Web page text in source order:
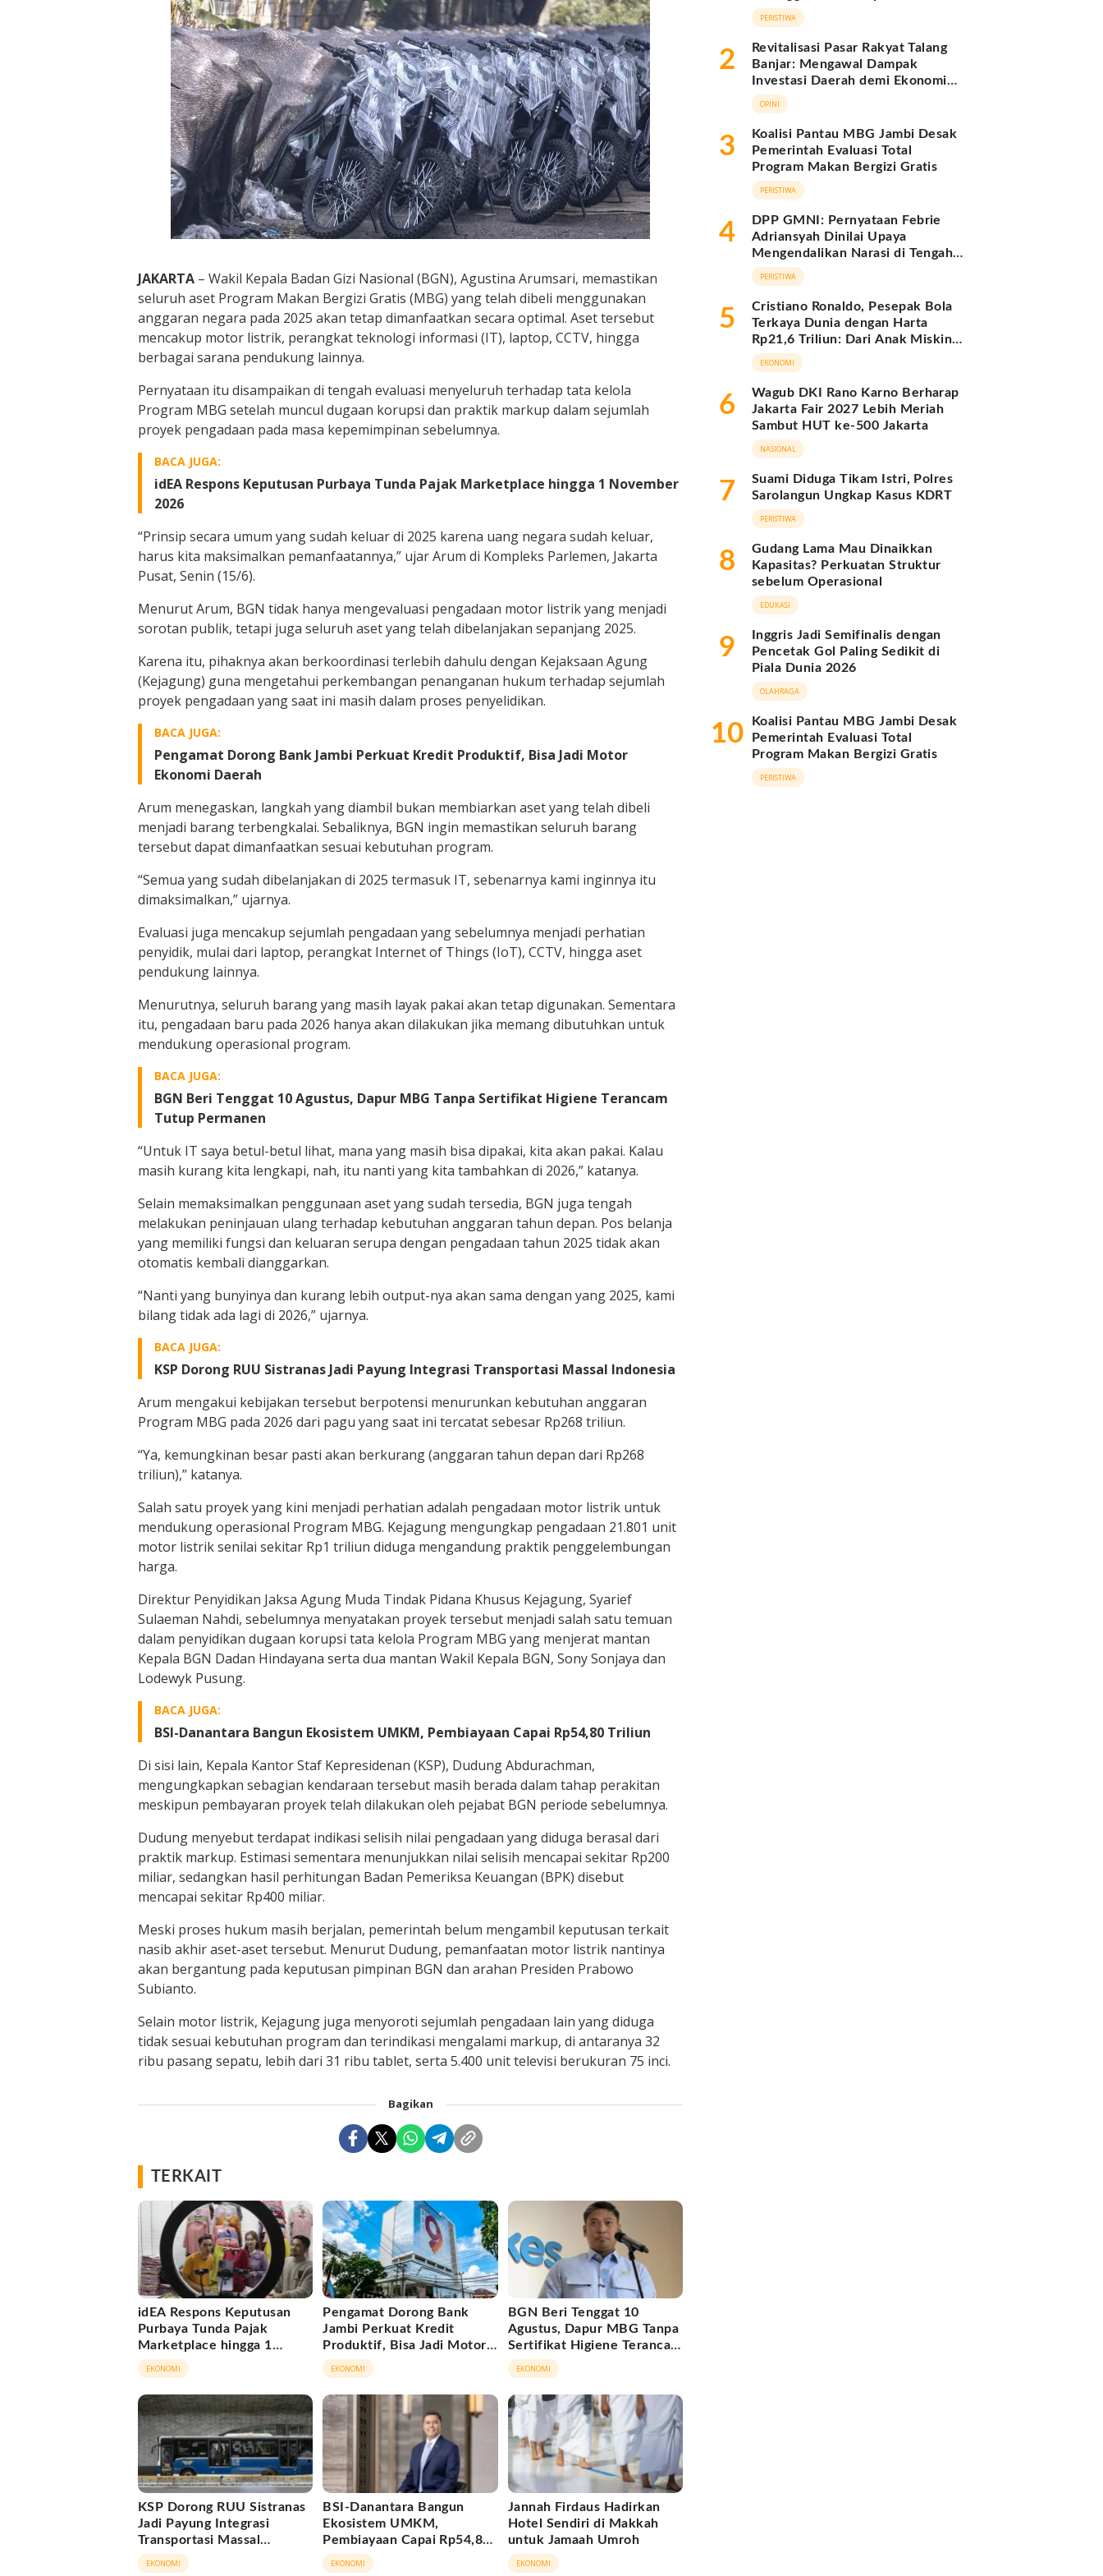
JAKARTA – Wakil Kepala Badan Gizi Nasional (BGN), Agustina Arumsari, memastikan
seluruh aset Program Makan Bergizi Gratis (MBG) yang telah dibeli menggunakan
anggaran negara pada 2025 akan tetap dimanfaatkan secara optimal. Aset tersebut
mencakup motor listrik, perangkat teknologi informasi (IT), laptop, CCTV, hingga
berbagai sarana pendukung lainnya.
Pernyataan itu disampaikan di tengah evaluasi menyeluruh terhadap tata kelola
Program MBG setelah muncul dugaan korupsi dan praktik markup dalam sejumlah
proyek pengadaan pada masa kepemimpinan sebelumnya.
BACA JUGA:
idEA Respons Keputusan Purbaya Tunda Pajak Marketplace hingga 1 November
2026
“Prinsip secara umum yang sudah keluar di 2025 karena uang negara sudah keluar,
harus kita maksimalkan pemanfaatannya,” ujar Arum di Kompleks Parlemen, Jakarta
Pusat, Senin (15/6).
Menurut Arum, BGN tidak hanya mengevaluasi pengadaan motor listrik yang menjadi
sorotan publik, tetapi juga seluruh aset yang telah dibelanjakan sepanjang 2025.
Karena itu, pihaknya akan berkoordinasi terlebih dahulu dengan Kejaksaan Agung
(Kejagung) guna mengetahui perkembangan penanganan hukum terhadap sejumlah
proyek pengadaan yang saat ini masih dalam proses penyelidikan.
BACA JUGA:
Pengamat Dorong Bank Jambi Perkuat Kredit Produktif, Bisa Jadi Motor
Ekonomi Daerah
Arum menegaskan, langkah yang diambil bukan membiarkan aset yang telah dibeli
menjadi barang terbengkalai. Sebaliknya, BGN ingin memastikan seluruh barang
tersebut dapat dimanfaatkan sesuai kebutuhan program.
“Semua yang sudah dibelanjakan di 2025 termasuk IT, sebenarnya kami inginnya itu
dimaksimalkan,” ujarnya.
Evaluasi juga mencakup sejumlah pengadaan yang sebelumnya menjadi perhatian
penyidik, mulai dari laptop, perangkat Internet of Things (IoT), CCTV, hingga aset
pendukung lainnya.
Menurutnya, seluruh barang yang masih layak pakai akan tetap digunakan. Sementara
itu, pengadaan baru pada 2026 hanya akan dilakukan jika memang dibutuhkan untuk
mendukung operasional program.
BACA JUGA:
BGN Beri Tenggat 10 Agustus, Dapur MBG Tanpa Sertifikat Higiene Terancam
Tutup Permanen
“Untuk IT saya betul-betul lihat, mana yang masih bisa dipakai, kita akan pakai. Kalau
masih kurang kita lengkapi, nah, itu nanti yang kita tambahkan di 2026,” katanya.
Selain memaksimalkan penggunaan aset yang sudah tersedia, BGN juga tengah
melakukan peninjauan ulang terhadap kebutuhan anggaran tahun depan. Pos belanja
yang memiliki fungsi dan keluaran serupa dengan pengadaan tahun 2025 tidak akan
otomatis kembali dianggarkan.
“Nanti yang bunyinya dan kurang lebih output-nya akan sama dengan yang 2025, kami
bilang tidak ada lagi di 2026,” ujarnya.
BACA JUGA:
KSP Dorong RUU Sistranas Jadi Payung Integrasi Transportasi Massal Indonesia
Arum mengakui kebijakan tersebut berpotensi menurunkan kebutuhan anggaran
Program MBG pada 2026 dari pagu yang saat ini tercatat sebesar Rp268 triliun.
“Ya, kemungkinan besar pasti akan berkurang (anggaran tahun depan dari Rp268
triliun),” katanya.
Salah satu proyek yang kini menjadi perhatian adalah pengadaan motor listrik untuk
mendukung operasional Program MBG. Kejagung mengungkap pengadaan 21.801 unit
motor listrik senilai sekitar Rp1 triliun diduga mengandung praktik penggelembungan
harga.
Direktur Penyidikan Jaksa Agung Muda Tindak Pidana Khusus Kejagung, Syarief
Sulaeman Nahdi, sebelumnya menyatakan proyek tersebut menjadi salah satu temuan
dalam penyidikan dugaan korupsi tata kelola Program MBG yang menjerat mantan
Kepala BGN Dadan Hindayana serta dua mantan Wakil Kepala BGN, Sony Sonjaya dan
Lodewyk Pusung.
BACA JUGA:
BSI-Danantara Bangun Ekosistem UMKM, Pembiayaan Capai Rp54,80 Triliun
Di sisi lain, Kepala Kantor Staf Kepresidenan (KSP), Dudung Abdurachman,
mengungkapkan sebagian kendaraan tersebut masih berada dalam tahap perakitan
meskipun pembayaran proyek telah dilakukan oleh pejabat BGN periode sebelumnya.
Dudung menyebut terdapat indikasi selisih nilai pengadaan yang diduga berasal dari
praktik markup. Estimasi sementara menunjukkan nilai selisih mencapai sekitar Rp200
miliar, sedangkan hasil perhitungan Badan Pemeriksa Keuangan (BPK) disebut
mencapai sekitar Rp400 miliar.
Meski proses hukum masih berjalan, pemerintah belum mengambil keputusan terkait
nasib akhir aset-aset tersebut. Menurut Dudung, pemanfaatan motor listrik nantinya
akan bergantung pada keputusan pimpinan BGN dan arahan Presiden Prabowo
Subianto.
Selain motor listrik, Kejagung juga menyoroti sejumlah pengadaan lain yang diduga
tidak sesuai kebutuhan program dan terindikasi mengalami markup, di antaranya 32
ribu pasang sepatu, lebih dari 31 ribu tablet, serta 5.400 unit televisi berukuran 75 inci.
Bagikan
TERKAIT
idEA Respons Keputusan
Purbaya Tunda Pajak
Marketplace hingga 1
November 2026
EKONOMI
Pengamat Dorong Bank
Jambi Perkuat Kredit
Produktif, Bisa Jadi Motor
Ekonomi Daerah
EKONOMI
BGN Beri Tenggat 10
Agustus, Dapur MBG Tanpa
Sertifikat Higiene Terancam
Tutup Permanen
EKONOMI
KSP Dorong RUU Sistranas
Jadi Payung Integrasi
Transportasi Massal
Indonesia
EKONOMI
BSI-Danantara Bangun
Ekosistem UMKM,
Pembiayaan Capai Rp54,80
Triliun
EKONOMI
Jannah Firdaus Hadirkan
Hotel Sendiri di Makkah
untuk Jamaah Umroh
EKONOMI
Hukum Adat Melayu Jambi
PERISTIWA
2
Revitalisasi Pasar Rakyat Talang
Banjar: Mengawal Dampak
Investasi Daerah demi Ekonomi
Berkelanjutan
OPINI
3
Koalisi Pantau MBG Jambi Desak
Pemerintah Evaluasi Total
Program Makan Bergizi Gratis
PERISTIWA
4
DPP GMNI: Pernyataan Febrie
Adriansyah Dinilai Upaya
Mengendalikan Narasi di Tengah
Deretan Fakta yang Belum
Terjawab
PERISTIWA
5
Cristiano Ronaldo, Pesepak Bola
Terkaya Dunia dengan Harta
Rp21,6 Triliun: Dari Anak Miskin
hingga Miliarder
EKONOMI
6
Wagub DKI Rano Karno Berharap
Jakarta Fair 2027 Lebih Meriah
Sambut HUT ke-500 Jakarta
NASIONAL
7
Suami Diduga Tikam Istri, Polres
Sarolangun Ungkap Kasus KDRT
PERISTIWA
8
Gudang Lama Mau Dinaikkan
Kapasitas? Perkuatan Struktur
sebelum Operasional
EDUKASI
9
Inggris Jadi Semifinalis dengan
Pencetak Gol Paling Sedikit di
Piala Dunia 2026
OLAHRAGA
10
Koalisi Pantau MBG Jambi Desak
Pemerintah Evaluasi Total
Program Makan Bergizi Gratis
PERISTIWA